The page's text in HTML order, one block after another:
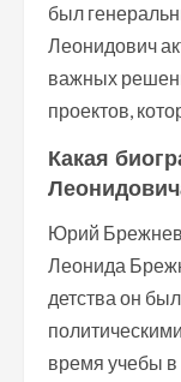
был
Леонидович
важных
проектов,
Какая
Юрий Брежнев
Леонида
детства он
время учебы в